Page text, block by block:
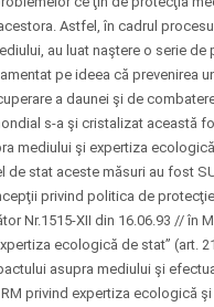
Astfel, în cadrul
au luat naştere o serie
pe ideea că prevenirea
a daunei şi de
s-a şi cristalizat această
mediului şi expertiza
de stat aceste măsuri au fost
privind politica de
Nr.1515-XII din 16.06.93 // în
ecologică de stat” (art.
asupra mediului şi
privind expertiza ecologică